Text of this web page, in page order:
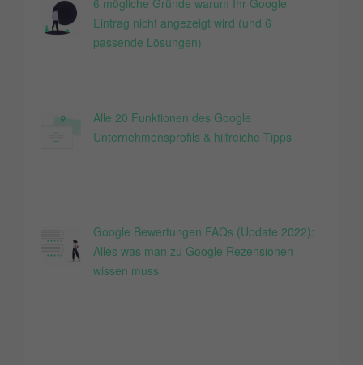
Eintrag nicht angezeigt wird (und 6
passende Lösungen)
Alle 20 Funktionen des Google
Unternehmensprofils & hilfreiche Tipps
Google Bewertungen FAQs (Update 2022):
Alles was man zu Google Rezensionen
wissen muss